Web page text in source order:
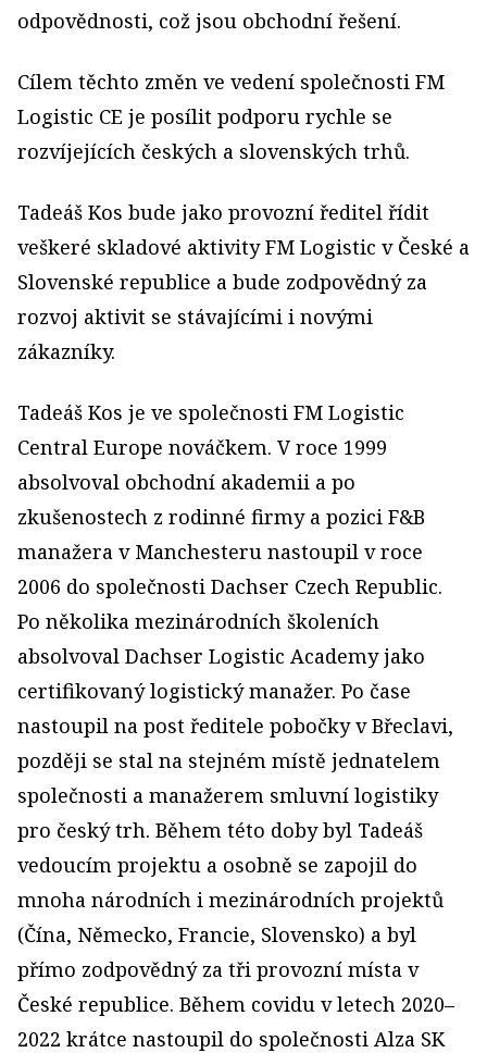
odpovědnosti, což jsou obchodní řešení.
Cílem těchto změn ve vedení společnosti FM
Logistic CE je posílit podporu rychle se
rozvíjejících českých a slovenských trhů.
Tadeáš Kos bude jako provozní ředitel řídit
veškeré skladové aktivity FM Logistic v České a
Slovenské republice a bude zodpovědný za
rozvoj aktivit se stávajícími i novými
zákazníky.
Tadeáš Kos je ve společnosti FM Logistic
Central Europe nováčkem. V roce 1999
absolvoval obchodní akademii a po
zkušenostech z rodinné firmy a pozici F&B
manažera v Manchesteru nastoupil v roce
2006 do společnosti Dachser Czech Republic.
Po několika mezinárodních školeních
absolvoval Dachser Logistic Academy jako
certifikovaný logistický manažer. Po čase
nastoupil na post ředitele pobočky v Břeclavi,
později se stal na stejném místě jednatelem
společnosti a manažerem smluvní logistiky
pro český trh. Během této doby byl Tadeáš
vedoucím projektu a osobně se zapojil do
mnoha národních i mezinárodních projektů
(Čína, Německo, Francie, Slovensko) a byl
přímo zodpovědný za tři provozní místa v
České republice. Během covidu v letech 2020–
2022 krátce nastoupil do společnosti Alza SK